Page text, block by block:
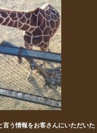
言う情報をお客さんにいただいた